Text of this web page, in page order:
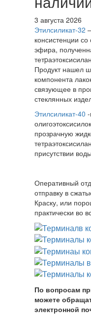
3 августа 2026
Этилсиликат-32
консистенции
эфира,
Продукт нашел
компонента
связующее в
стеклянных
Этилсиликат-40
прозрачную
присутствии
Оперативный
отправку в
Краску, или
практически во
По вопросам
можете
электронной